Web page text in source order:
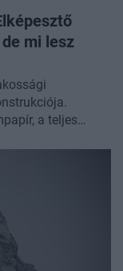
mi lesz
a teljes
piac
De hogyan
kétség kívül